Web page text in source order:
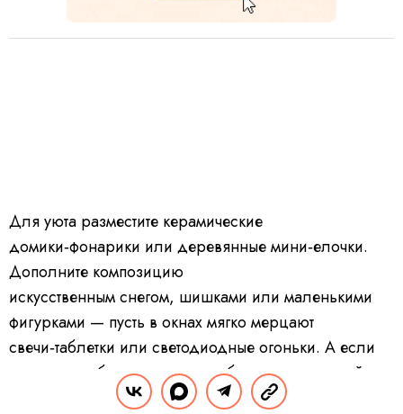
Для уюта разместите керамические
домики‑фонарики или деревянные мини‑елочки.
Дополните композицию
искусственным снегом, шишками или маленькими
фигурками — пусть в окнах мягко мерцают
свечи‑таблетки или светодиодные огоньки. А если
хочется чуть больше тепла, добавьте пару свечей в
прозрачных подсвечниках.